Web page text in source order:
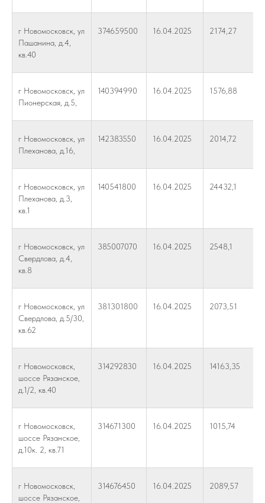
г Новомосковск, ул
Пашанина, д.4,
кв.40
374659500 16.04.2025 2174,27
г Новомосковск, ул
Пионерская, д.5,
140394990 16.04.2025 1576,88
г Новомосковск, ул
Плеханова, д.16,
142383550 16.04.2025 2014,72
г Новомосковск, ул
Плеханова, д.3,
кв.1
140541800 16.04.2025 24432,1
г Новомосковск, ул
Свердлова, д.4,
кв.8
385007070 16.04.2025 2548,1
г Новомосковск, ул
Свердлова, д.5/30,
кв.62
381301800 16.04.2025 2073,51
г Новомосковск,
шоссе Рязанское,
д.1/2, кв.40
314292830 16.04.2025 14163,35
г Новомосковск,
шоссе Рязанское,
д.10к. 2, кв.71
314671300 16.04.2025 1015,74
г Новомосковск,
шоссе Рязанское,
314676450 16.04.2025 2089,57